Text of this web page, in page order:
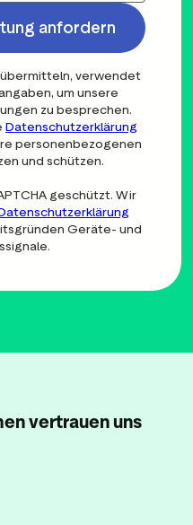
anfordern
übermitteln, verwendet
um unsere
zu besprechen.
Datenschutzerklärung
personenbezogenen
und schützen.
geschützt. Wir
Geräte- und
vertrauen uns